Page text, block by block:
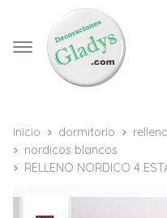
inicio dormitorio
nordicos blancos
RELLENO NORDICO 4